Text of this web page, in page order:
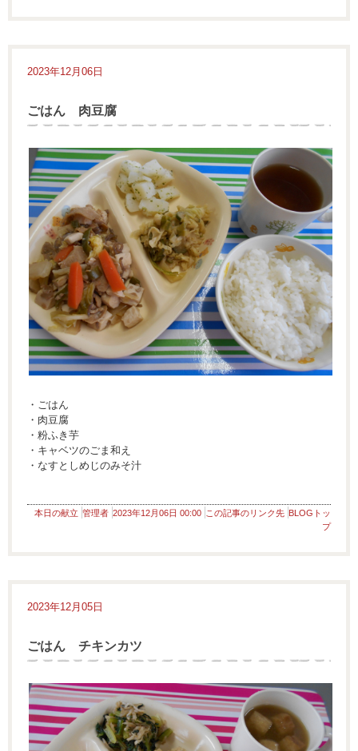
2023年12月06日
ごはん 肉豆腐
・ごはん
・肉豆腐
・粉ふき芋
・キャベツのごま和え
・なすとしめじのみそ汁
本日の献立 管理者 2023年12月06日 00:00 この記事のリンク先 BLOGトッ
プ
2023年12月05日
ごはん チキンカツ